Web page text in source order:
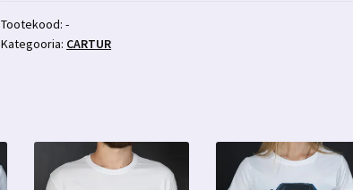
Golf
CARTUR
Tootekood:-
Kategooria: CARTUR